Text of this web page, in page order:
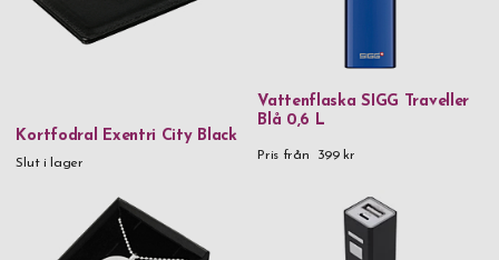
Kortfodral Exentri City Black
Slut i lager
Vattenflaska SIGG Traveller
Blå 0,6 L
Pris från 399 kr